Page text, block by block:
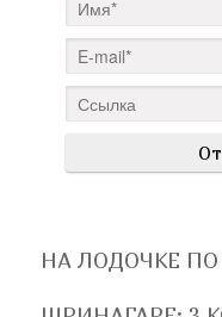
НА ЛОДОЧКЕ ПО